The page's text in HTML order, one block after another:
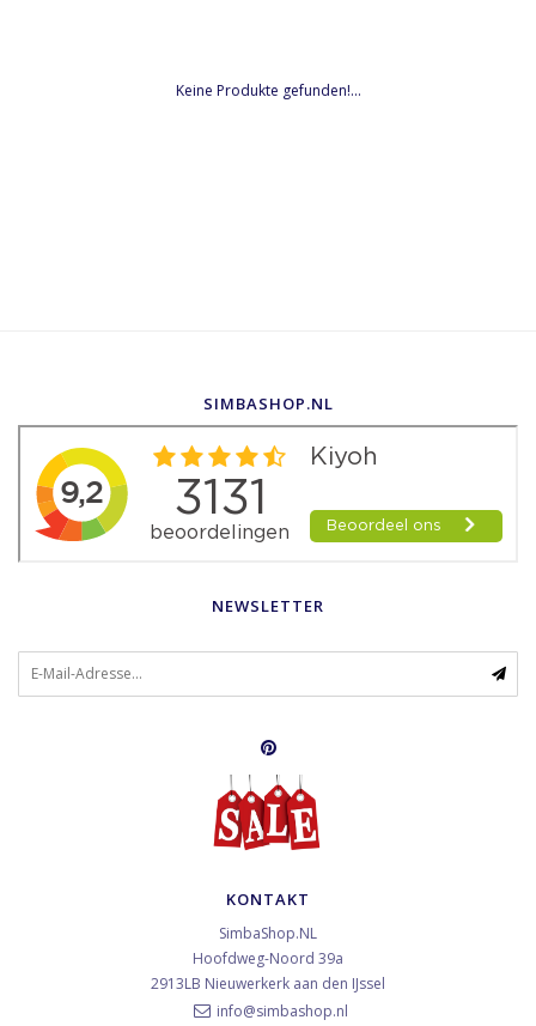
Keine Produkte gefunden!...
SIMBASHOP.NL
NEWSLETTER
KONTAKT
SimbaShop.NL
Hoofdweg-Noord 39a
2913LB Nieuwerkerk aan den IJssel
info@simbashop.nl